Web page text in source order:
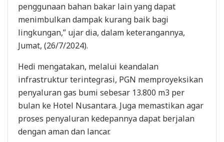
penggunaan bahan bakar lain yang dapat
menimbulkan dampak kurang baik bagi
lingkungan,” ujar dia, dalam keterangannya,
Jumat, (26/7/2024).
Hedi mengatakan, melalui keandalan
infrastruktur terintegrasi, PGN memproyeksikan
penyaluran gas bumi sebesar 13.800 m3 per
bulan ke Hotel Nusantara. Juga memastikan agar
proses penyaluran kedepannya dapat berjalan
dengan aman dan lancar.